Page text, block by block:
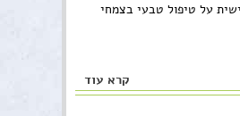
על טיפול טבעי בצמחי
קרא עוד